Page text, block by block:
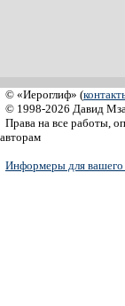
© «Иероглиф» (
© 1998-2026 Давид
Права на все работы,
авторам
Информеры для вашего